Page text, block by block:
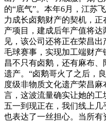
的“底气”。本年6月，江苏
力成长卤鹅财产的契机，正
产项目，建成后年产值将达
见，该公司还将正在荣昌
毛球赛事，实现加工端财
昌不只有卤鹅，还有麻布
遗产。“卤鹅哥火了之后，
度级非物质文化遗产荣昌
言，这波流量确实让她的工
五一到现正在，我们线上
也表达了一丝担心。当所